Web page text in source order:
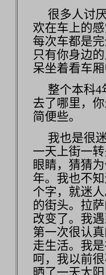
很多人讨
欢在车上的
每次车都是
只有你身边
呆坐着看车厢
整个本科4
去了哪里，
简便些。
我也是很
一天上街一
眼睛，猜猜
年。我也不
个字，就迷
的街头。拉
改变了。我
第一次很认
走生活。我
呵，我以前